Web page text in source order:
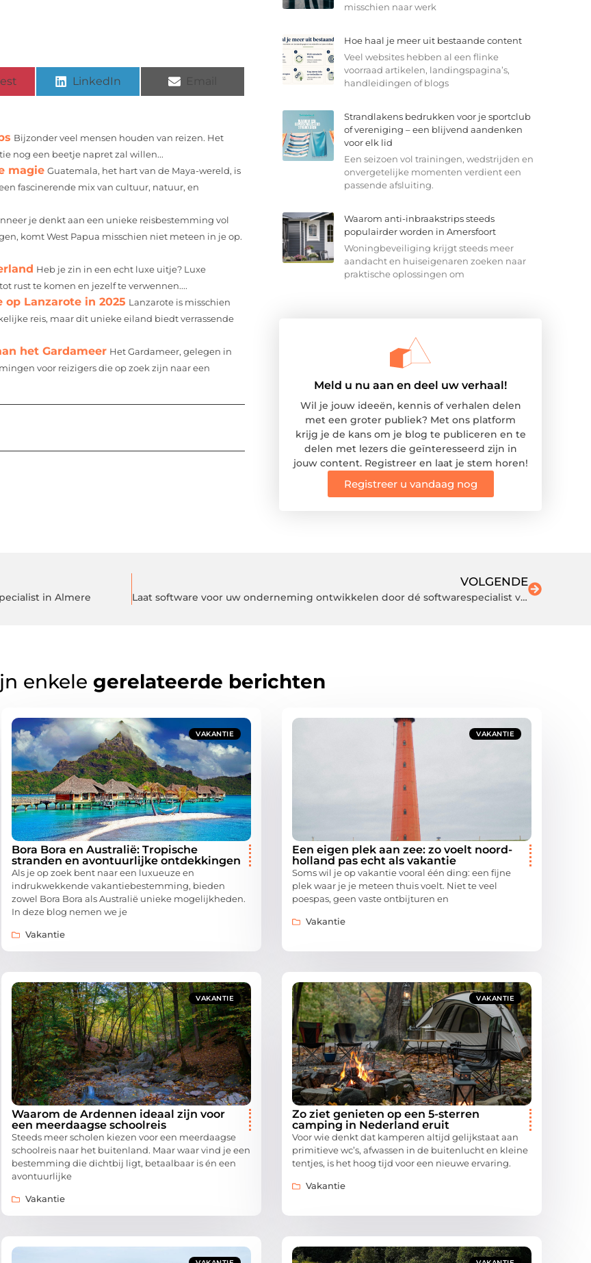
LinkedIn
Bijzonder veel mensen houden van reizen. Het
nog een beetje napret zal willen...
magie Guatemala, het hart van de Maya-wereld, is
fascinerende mix van cultuur, natuur, en
je denkt aan een unieke reisbestemming vol
komt West Papua misschien niet meteen in je op.
Heb je zin in een echt luxe uitje? Luxe
rust te komen en jezelf te verwennen....
Lanzarote in 2025 Lanzarote is misschien
reis, maar dit unieke eiland biedt verrassende
het Gardameer Het Gardameer, gelegen in
voor reizigers die op zoek zijn naar een
misschien naar werk
Hoe haal je meer uit bestaande content
Veel websites hebben al een flinke
voorraad artikelen, landingspagina’s,
handleidingen of blogs
Strandlakens bedrukken voor je sportclub
of vereniging – een blijvend aandenken
voor elk lid
Een seizoen vol trainingen, wedstrijden en
onvergetelijke momenten verdient een
passende afsluiting.
Waarom anti-inbraakstrips steeds
populairder worden in Amersfoort
Woningbeveiliging krijgt steeds meer
aandacht en huiseigenaren zoeken naar
praktische oplossingen om
Meld u nu aan en deel uw verhaal!
Wil je jouw ideeën, kennis of verhalen delen
met een groter publiek? Met ons platform
krijg je de kans om je blog te publiceren en te
delen met lezers die geïnteresseerd zijn in
jouw content. Registreer en laat je stem horen!
Registreer u vandaag nog
in Almere
VOLGENDE
Laat software voor uw onderneming ontwikkelen door dé softwarespecialist van Almere
enkele gerelateerde berichten
VAKANTIE
Bora Bora en Australië: Tropische
stranden en avontuurlijke ontdekkingen
Als je op zoek bent naar een luxueuze en
indrukwekkende vakantiebestemming, bieden
zowel Bora Bora als Australië unieke mogelijkheden.
In deze blog nemen we je
Vakantie
VAKANTIE
Een eigen plek aan zee: zo voelt noord-
holland pas echt als vakantie
Soms wil je op vakantie vooral één ding: een fijne
plek waar je je meteen thuis voelt. Niet te veel
poespas, geen vaste ontbijturen en
Vakantie
VAKANTIE
Waarom de Ardennen ideaal zijn voor
een meerdaagse schoolreis
Steeds meer scholen kiezen voor een meerdaagse
schoolreis naar het buitenland. Maar waar vind je een
bestemming die dichtbij ligt, betaalbaar is én een
avontuurlijke
Vakantie
VAKANTIE
Zo ziet genieten op een 5-sterren
camping in Nederland eruit
Voor wie denkt dat kamperen altijd gelijkstaat aan
primitieve wc’s, afwassen in de buitenlucht en kleine
tentjes, is het hoog tijd voor een nieuwe ervaring.
Vakantie